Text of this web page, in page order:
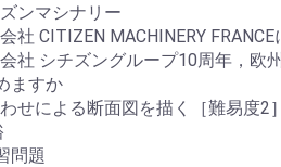
マシナリー
MACHINERY FRANCE
シチズングループ10周年，欧州
ますか
よる断面図を描く［難易度2］
問題